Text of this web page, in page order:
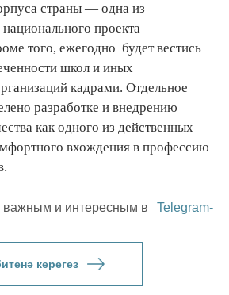
страны — одна из
проекта
того, ежегодно будет вестись
школ и иных
кадрами. Отдельное
разработке и внедрению
как одного из действенных
вхождения в профессию
и интересным в
Telegram-
керегез